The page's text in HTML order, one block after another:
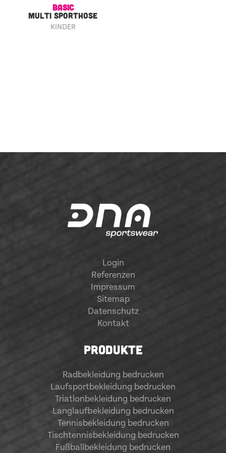
BASIC
MULTI SPORTHOSE
KINDER
Login
Referenzen
Impressum
Sitemap
Datenschutz
Kontakt
PRODUKTE
Radbekleidung bedrucken
Laufsportbekleidung bedrucken
Triatlonbekleidung bedrucken
Langlaufbekleidung bedrucken
Tennisbekleidung bedrucken
Tischtennisbekleidung bedrucken
Fußballbekleidung bedrucken